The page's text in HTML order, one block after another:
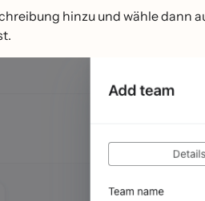
hinzu und wähle dann